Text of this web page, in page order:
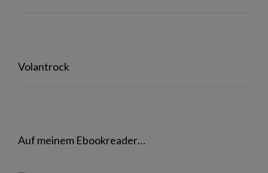
Volantrock
Auf meinem Ebookreader…